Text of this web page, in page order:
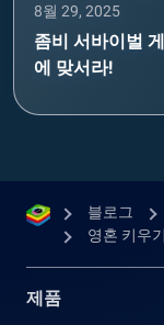
8월 29, 2025
좀비 서바이벌
에 맞서라!
블로그
영혼 키우
제품